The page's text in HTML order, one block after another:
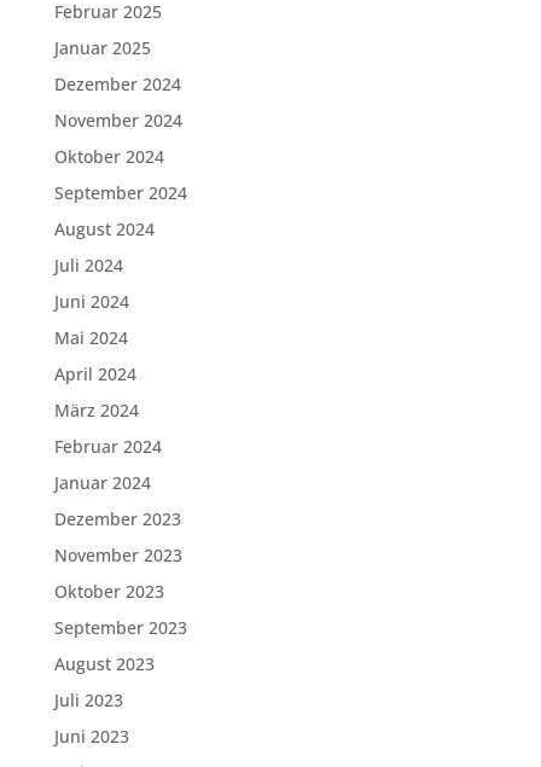
Februar 2025
Januar 2025
Dezember 2024
November 2024
Oktober 2024
September 2024
August 2024
Juli 2024
Juni 2024
Mai 2024
April 2024
März 2024
Februar 2024
Januar 2024
Dezember 2023
November 2023
Oktober 2023
September 2023
August 2023
Juli 2023
Juni 2023